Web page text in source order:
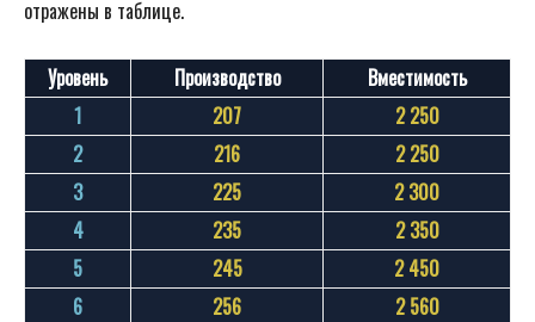
отражены в таблице.
Уровень Производство
Вместимость
1
207
2 250
2
216
2 250
3
225
2 300
4
235
2 350
5
245
2 450
6
256
2 560